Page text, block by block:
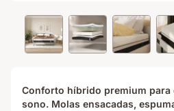
Conforto híbrido premium para
sono. Molas ensacadas,